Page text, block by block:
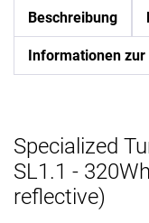
Beschreibung
Informationen
Specialized
SL1.1 -
reflective)